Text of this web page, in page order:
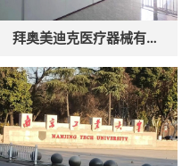
拜奥美迪克医疗器械有…